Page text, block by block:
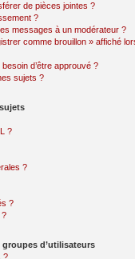
de pièces jointes ?
?
messages à un modérateur ?
comme brouillon » affiché
d’être approuvé ?
sujets ?
?
?
?
?
d’utilisateurs
?